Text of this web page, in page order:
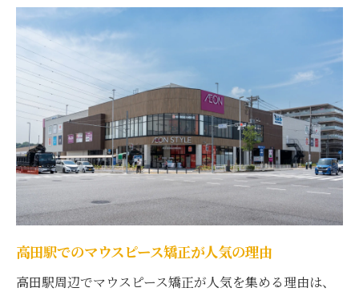
の効果と魅力
高田駅での治療効果を裏付ける実例
口コミで評判のクリニック特集
高田駅での矯正成功へのステップ
患者が語るマウスピース矯正の魅力
高評価の理由はここにある
口コミで知る高田駅の矯正事情
安心の治療プラン高田駅でのマウスピース矯正
の成功例
成功例から学ぶ治療のポイント
高田駅での安心サポート体制
高田駅でのマウスピース矯正が人気の理由
高田駅周辺でマウスピース矯正が人気を集める理由は、